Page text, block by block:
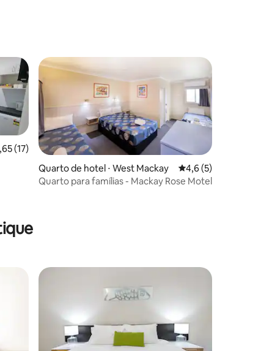
de uma avaliação média de 5, 17 avaliações
(17)
Quarto de hotel ⋅ West Mackay 4,6 de uma
4,6 (5)
Quarto para famílias - Mackay Rose Motel